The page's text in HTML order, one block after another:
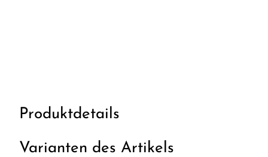
Produktdetails
Varianten des Artikels